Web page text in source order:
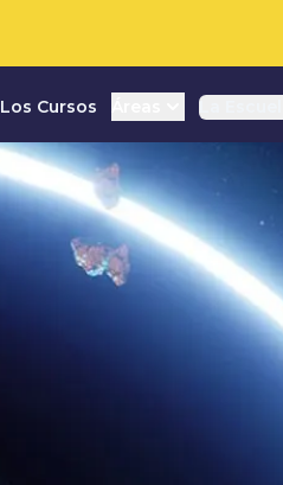
Los Cursos La Escuela